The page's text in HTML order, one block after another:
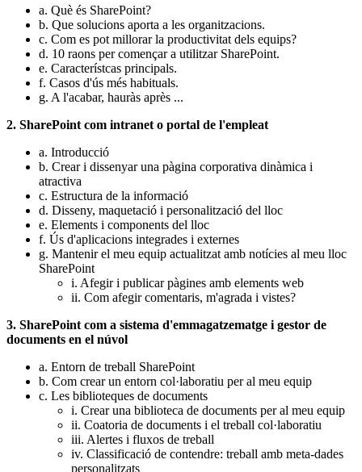
a. Què és SharePoint?
b. Que solucions aporta a les organitzacions.
c. Com es pot millorar la productivitat dels equips?
d. 10 raons per començar a utilitzar SharePoint.
e. Característcas principals.
f. Casos d'ús més habituals.
g. A l'acabar, hauràs après ...
2. SharePoint com intranet o portal de l'empleat
a. Introducció
b. Crear i dissenyar una pàgina corporativa dinàmica i
atractiva
c. Estructura de la informació
d. Disseny, maquetació i personalització del lloc
e. Elements i components del lloc
f. Ús d'aplicacions integrades i externes
g. Mantenir el meu equip actualitzat amb notícies al meu lloc
SharePoint
i. Afegir i publicar pàgines amb elements web
ii. Com afegir comentaris, m'agrada i vistes?
3. SharePoint com a sistema d'emmagatzematge i gestor de
documents en el núvol
a. Entorn de treball SharePoint
b. Com crear un entorn col·laboratiu per al meu equip
c. Les biblioteques de documents
i. Crear una biblioteca de documents per al meu equip
ii. Coatoria de documents i el treball col·laboratiu
iii. Alertes i fluxos de treball
iv. Classificació de contendre: treball amb meta-dades
personalitzats